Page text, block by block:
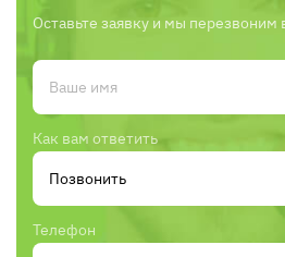
Оставьте заявку и мы перезвоним
Как вам ответить
Телефон